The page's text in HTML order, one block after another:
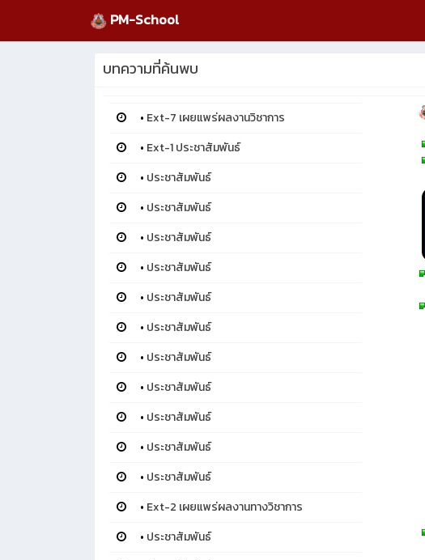
PM-School
บทความที่ค้นพบ
• Ext-7 เผยแพร่ผลงานวิชาการ
• Ext-1 ประชาสัมพันธ์
• ประชาสัมพันธ์
• ประชาสัมพันธ์
• ประชาสัมพันธ์
• ประชาสัมพันธ์
• ประชาสัมพันธ์
• ประชาสัมพันธ์
• ประชาสัมพันธ์
• ประชาสัมพันธ์
• ประชาสัมพันธ์
• ประชาสัมพันธ์
• ประชาสัมพันธ์
• Ext-2 เผยแพร่ผลงานทางวิชาการ
• ประชาสัมพันธ์